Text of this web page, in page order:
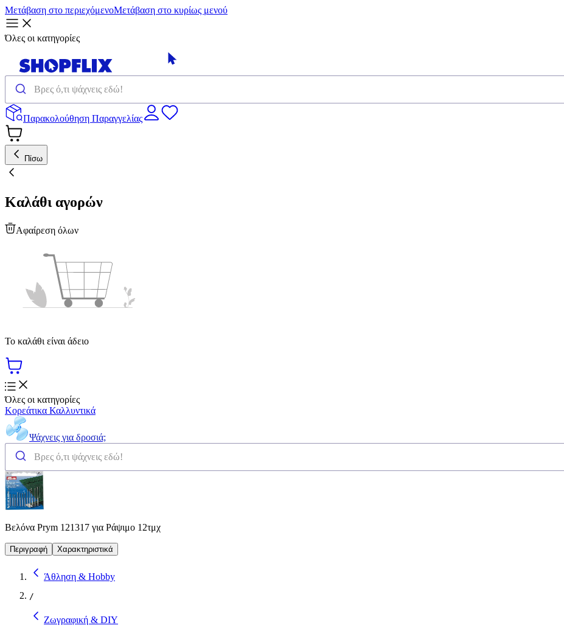
Μετάβαση στο περιεχόμενοΜετάβαση στο κυρίως μενού
Όλες οι κατηγορίες
Παρακολούθηση Παραγγελίας
Πίσω
Καλάθι αγορών
Αφαίρεση όλων
Το καλάθι είναι άδειο
Όλες οι κατηγορίες
Κορεάτικα Καλλυντικά
Ψάχνεις για δροσιά;
Βελόνα Prym 121317 για Ράψιμο 12τμχ
Περιγραφή Χαρακτηριστικά
Άθληση & Hobby
/
Ζωγραφική & DIY